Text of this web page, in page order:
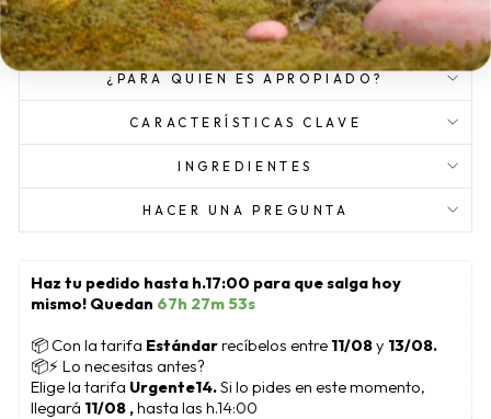
MODO DE USO
¿PARA QUIEN ES APROPIADO?
CARACTERÍSTICAS CLAVE
INGREDIENTES
HACER UNA PREGUNTA
Haz tu pedido hasta h.17:00 para que salga hoy
mismo! Quedan 67h 27m 52s
📦 Con la tarifa Estándar recíbelos entre 11/08 y 13/08.
📦⚡ Lo necesitas antes?
Elige la tarifa Urgente14. Si lo pides en este momento,
llegará 11/08 , hasta las h.14:00